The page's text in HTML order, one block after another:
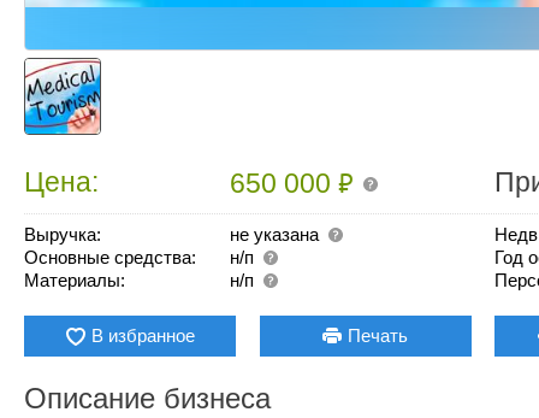
Цена: 650 000₽
Выручка:
не указана
Основные средства:
н/п
Материалы:
н/п
Год
В избранное Печать
Описание бизнеса